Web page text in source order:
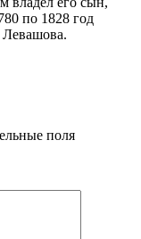
по 1828 год
Левашова.
поля